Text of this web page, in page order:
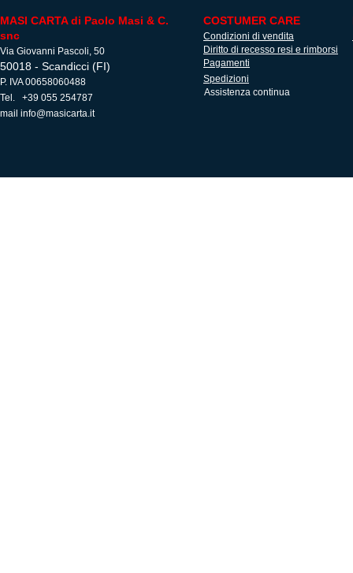
MASI CARTA di Paolo Masi & C.
snc
Via Giovanni Pascoli, 50
50018 - Scandicci (FI)
P. IVA 00658060488
Tel. +39 055 254787
mail info@masicarta.it
COSTUMER CARE
Condizioni di vendita
Diritto di recesso resi e rimborsi
Pagamenti
Spedizioni
Assistenza continua